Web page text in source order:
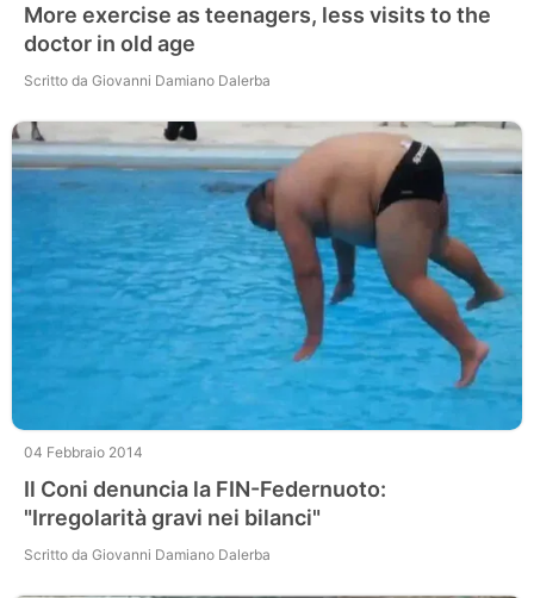
More exercise as teenagers, less visits to the
doctor in old age
Scritto da Giovanni Damiano Dalerba
04 Febbraio 2014
Il Coni denuncia la FIN-Federnuoto:
"Irregolarità gravi nei bilanci"
Scritto da Giovanni Damiano Dalerba